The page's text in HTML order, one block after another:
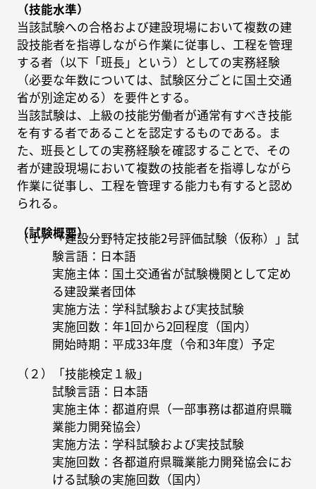
（技能水準）
当該試験への合格および建設現場において複数の建
設技能者を指導しながら作業に従事し、工程を管理
する者（以下「班長」という）としての実務経験
（必要な年数については、試験区分ごとに国土交通
省が別途定める）を要件とする。
当該試験は、上級の技能労働者が通常有すべき技能
を有する者であることを認定するものである。ま
た、班長としての実務経験を確認することで、その
者が建設現場において複数の技能者を指導しながら
作業に従事し、工程を管理する能力も有すると認め
られる。
（試験概要）
（１）「建設分野特定技能2号評価試験（仮称）」試
験言語：日本語
実施主体：国土交通省が試験機関として定め
る建設業者団体
実施方法：学科試験および実技試験
実施回数：年1回から2回程度（国内）
開始時期：平成33年度（令和3年度）予定
（２）「技能検定１級」
試験言語：日本語
実施主体：都道府県（一部事務は都道府県職
業能力開発協会）
実施方法：学科試験および実技試験
実施回数：各都道府県職業能力開発協会にお
ける試験の実施回数（国内）